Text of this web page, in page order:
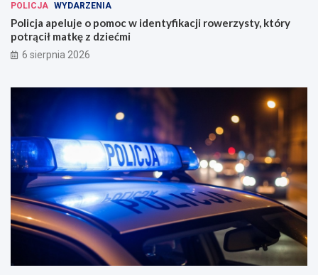
POLICJA WYDARZENIA
Policja apeluje o pomoc w identyfikacji rowerzysty, który
potrącił matkę z dziećmi
6 sierpnia 2026